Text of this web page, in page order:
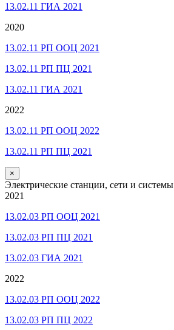
13.02.11 ГИА 2021
2020
13.02.11 РП ООЦ 2021
13.02.11 РП ПЦ 2021
13.02.11 ГИА 2021
2022
13.02.11 РП ООЦ 2022
13.02.11 РП ПЦ 2021
×
Электрические станции, сети и системы
2021
13.02.03 РП ООЦ 2021
13.02.03 РП ПЦ 2021
13.02.03 ГИА 2021
2022
13.02.03 РП ООЦ 2022
13.02.03 РП ПЦ 2022